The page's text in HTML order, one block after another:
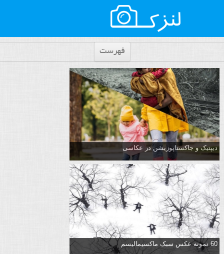
فهرست
دیپتیک و جاکستا‌پوزیشن در عکاسی
60 نمونه عکس سبک ماکسیمالیسم